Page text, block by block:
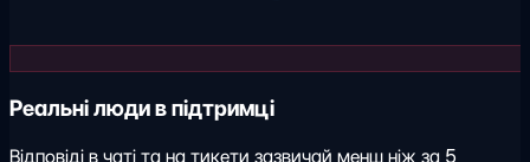
Реальні люди в підтримці